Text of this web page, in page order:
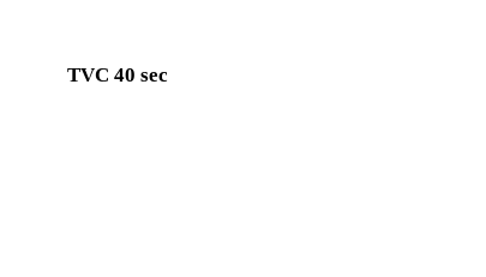
TVC 40 sec